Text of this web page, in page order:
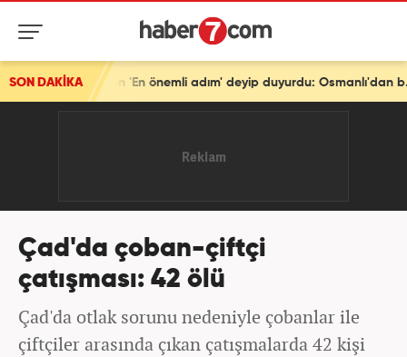
SON DAKİKA Türkiye'den tarihi mesaj! Bakan Fidan 'En önemli adım' deyip duyurdu: Osmanlı'dan beri...
Çad'da çoban-çiftçi
çatışması: 42 ölü
Çad'da otlak sorunu nedeniyle çobanlar ile
çiftçiler arasında çıkan çatışmalarda 42 kişi